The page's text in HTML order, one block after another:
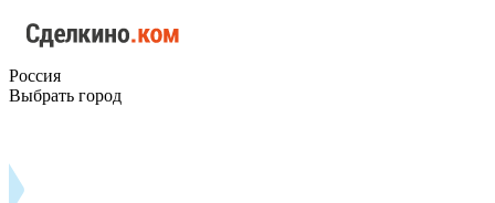
Россия
Выбрать город